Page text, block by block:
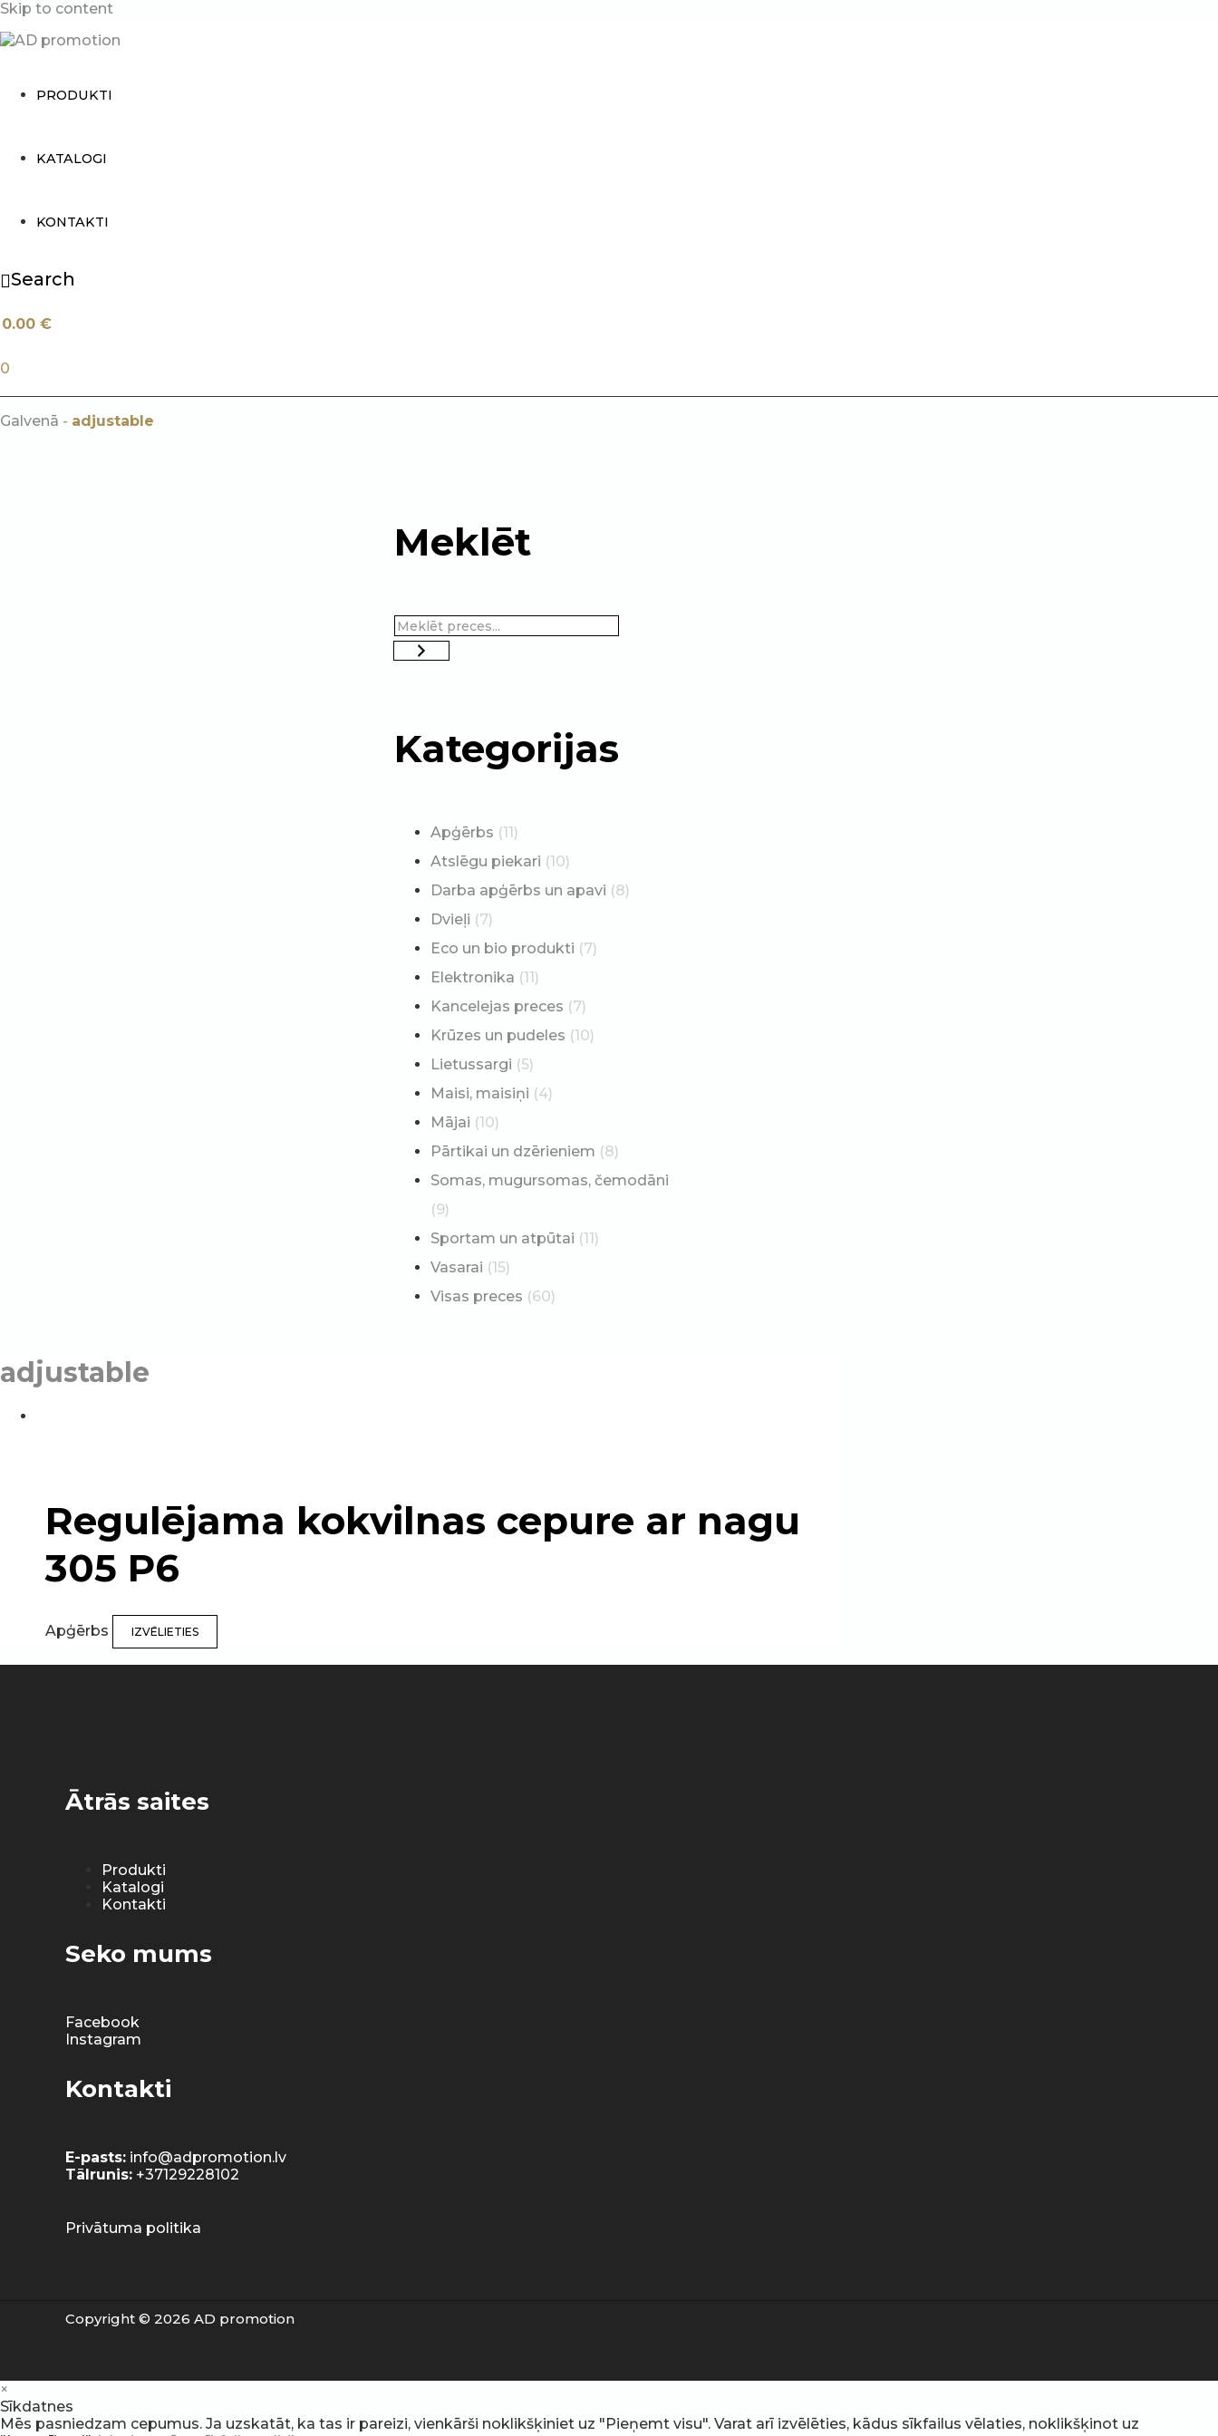
Skip to content
PRODUKTI
KATALOGI
KONTAKTI
Search
0.00 €
0
Galvenā - adjustable
Meklēt
Kategorijas
Apģērbs (11)
Atslēgu piekari (10)
Darba apģērbs un apavi (8)
Dvieļi (7)
Eco un bio produkti (7)
Elektronika (11)
Kancelejas preces (7)
Krūzes un pudeles (10)
Lietussargi (5)
Maisi, maisiņi (4)
Mājai (10)
Pārtikai un dzērieniem (8)
Somas, mugursomas, čemodāni
(9)
Sportam un atpūtai (11)
Vasarai (15)
Visas preces (60)
adjustable
Regulējama kokvilnas cepure ar nagu
305 P6
Apģērbs IZVĒLIETIES
Ātrās saites
Produkti
Katalogi
Kontakti
Seko mums
Facebook
Instagram
Kontakti
E-pasts: info@adpromotion.lv
Tālrunis: +37129228102
Privātuma politika
Copyright © 2026 AD promotion
×
Sīkdatnes
Mēs pasniedzam cepumus. Ja uzskatāt, ka tas ir pareizi, vienkārši noklikšķiniet uz "Pieņemt visu". Varat arī izvēlēties, kādus sīkfailus vēlaties, noklikšķinot uz